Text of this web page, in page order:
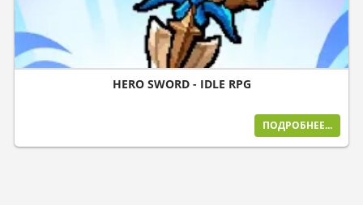
HERO SWORD - IDLE RPG
ПОДРОБНЕЕ...